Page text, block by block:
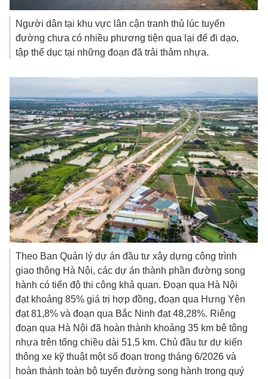
Người dân tại khu vực lân cận tranh thủ lúc tuyến
đường chưa có nhiều phương tiện qua lại để đi dạo,
tập thể dục tại những đoạn đã trải thảm nhựa.
Theo Ban Quản lý dự án đầu tư xây dựng công trình
giao thông Hà Nội, các dự án thành phần đường song
hành có tiến độ thi công khả quan. Đoạn qua Hà Nội
đạt khoảng 85% giá trị hợp đồng, đoạn qua Hưng Yên
đạt 81,8% và đoạn qua Bắc Ninh đạt 48,28%. Riêng
đoạn qua Hà Nội đã hoàn thành khoảng 35 km bê tông
nhựa trên tổng chiều dài 51,5 km. Chủ đầu tư dự kiến
thông xe kỹ thuật một số đoạn trong tháng 6/2026 và
hoàn thành toàn bộ tuyến đường song hành trong quý